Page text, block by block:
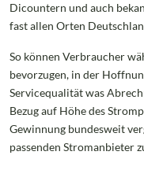
Dicountern und auch
fast allen Orten
So können Verbraucher
bevorzugen, in der
Servicequalität was
Bezug auf Höhe des
Gewinnung bundesweit
passenden Stromanbieter